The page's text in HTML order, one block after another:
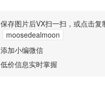
保存图片后VX扫一扫，或点击复
moosedealmoon
添加小编微信
低价信息实时掌握